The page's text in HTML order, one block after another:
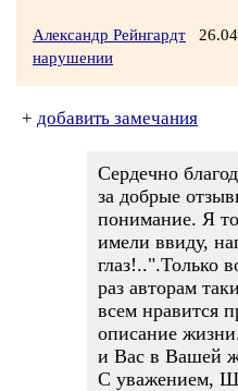
Александр Рейнгардт
нарушении
+ добавить замечания
Сердечно
за добрые
понимание. Я
имели ввиду,
глаз!..".Только
раз авторам
всем нравится
описание
и Вас в Вашей
С уважением,